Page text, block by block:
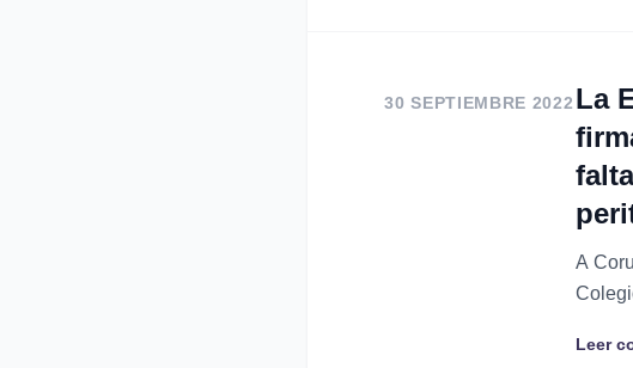
30 SEPTIEMBRE 2022 La
A
Leer